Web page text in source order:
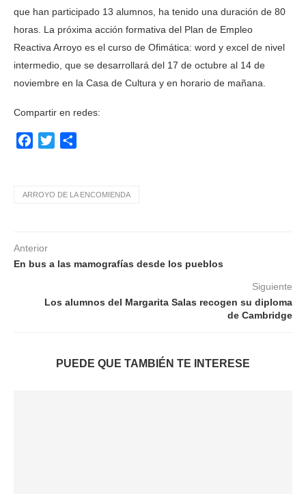
que han participado 13 alumnos, ha tenido una duración de 80
horas. La próxima acción formativa del Plan de Empleo
Reactiva Arroyo es el curso de Ofimática: word y excel de nivel
intermedio, que se desarrollará del 17 de octubre al 14 de
noviembre en la Casa de Cultura y en horario de mañana.
Compartir en redes:
Facebook
Twitter
ARROYO DE LA ENCOMIENDA
Anterior
En bus a las mamografías desde los pueblos
Siguiente
Los alumnos del Margarita Salas recogen su diploma
de Cambridge
PUEDE QUE TAMBIÉN TE INTERESE